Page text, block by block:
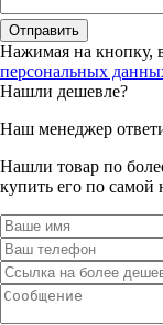
Отправить
Нажимая на кнопку,
персональных
Нашли дешевле?
Наш менеджер
Нашли товар по
купить его по самой